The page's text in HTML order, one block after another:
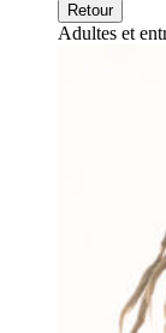
Retour
Adultes et